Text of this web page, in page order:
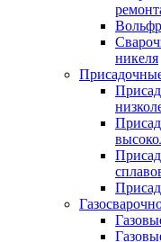
никеля